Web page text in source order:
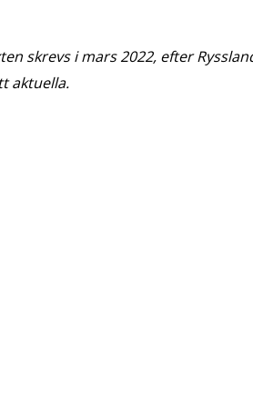
skrevs i mars 2022, efter
aktuella.